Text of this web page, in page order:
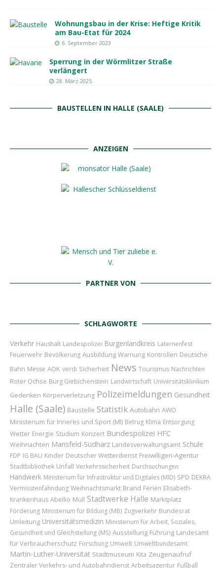
Wohnungsbau in der Krise: Heftige Kritik
am Bau-Etat für 2024
6. September 2023
Sperrung in der Wörmlitzer Straße
verlängert
28. März 2025
BAUSTELLEN IN HALLE (SAALE)
ANZEIGEN
PARTNER VON
SCHLAGWORTE
Verkehr Haushalt Landespolizei Burgenlandkreis Laternenfest
Feuerwehr Bevölkerung Ausbildung Warnung Kontrollen Deutsche
Bahn Messe AOK verdi Sicherheit News Tourismus Nachrichten
Roter Ochse Burg Giebichenstein Landwirtschaft Universitätsklinikum
Gedenken Körperverletzung Polizeimeldungen Gesundheit
Halle (Saale) Baustelle Statistik Autobahn AWO
Ministerium für Inneres und Sport (MI) Betrug Klima Entsorgung
Wetter Energie Studium Konzert Bundespolizei HFC
Weihnachten Mansfeld-Südharz Landesverwaltungsamt Schule
FDP IG BAU Kinder Deutscher Wetterdienst Freiwilligen-Agentur
Stadtbibliothek Unfall Verkehrssicherheit Durchsuchungen
Handwerk Ministerium für Infrastruktur und Digitales (MID) SPD DEKRA
Vermisstenfahndung Weihnachtsmarkt Brand Ferien Elisabeth-
Krankenhaus Abellio Müll Stadtwerke Halle Marktplatz
Förderung Ministerium für Bildung (MB) Zugverkehr Bundesrat
Umleitung Universitätsmedizin Ministerium für Arbeit, Soziales,
Gesundheit und Gleichstellung (MS) Ausstellung Führung Landesamt
für Verbraucherschutz Forschung Umwelt Umweltbundesamt
Martin-Luther-Universität Stadtmuseum Kita Zeugenaufruf
Zentraler Verkehrs- und Autobahndienst Arbeitsagentur Fußball